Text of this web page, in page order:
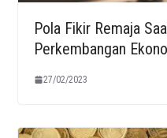
Pola Fikir Remaja
Perkembangan
27/02/2023